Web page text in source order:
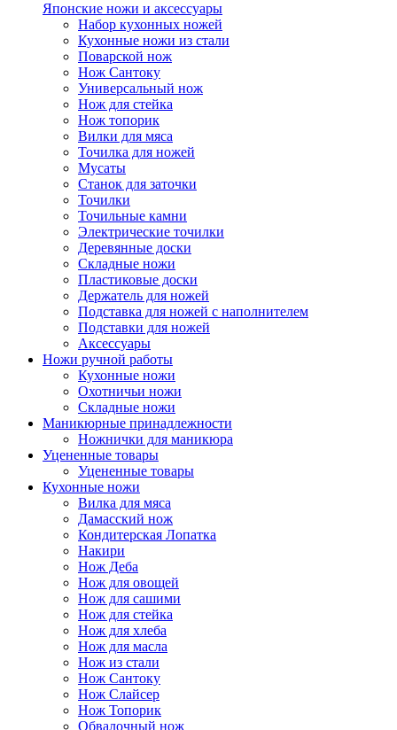
Японские ножи и аксессуары
Набор кухонных ножей
Кухонные ножи из стали
Поварской нож
Нож Сантоку
Универсальный нож
Нож для стейка
Нож топорик
Вилки для мяса
Точилка для ножей
Мусаты
Станок для заточки
Точилки
Точильные камни
Электрические точилки
Деревянные доски
Складные ножи
Пластиковые доски
Держатель для ножей
Подставка для ножей с наполнителем
Подставки для ножей
Аксессуары
Ножи ручной работы
Кухонные ножи
Охотничьи ножи
Складные ножи
Маникюрные принадлежности
Ножнички для маникюра
Уцененные товары
Уцененные товары
Кухонные ножи
Вилка для мяса
Дамасский нож
Кондитерская Лопатка
Накири
Нож Деба
Нож для овощей
Нож для сашими
Нож для стейка
Нож для хлеба
Нож для масла
Нож из стали
Нож Сантоку
Нож Слайсер
Нож Топорик
Обвалочный нож